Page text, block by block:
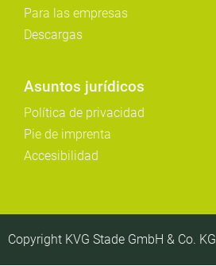
Para las empresas
Descargas
Asuntos jurídicos
Política de privacidad
Pie de imprenta
Accesibilidad
Copyright KVG Stade GmbH & Co. KG